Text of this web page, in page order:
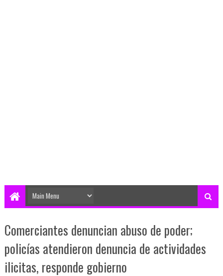
Comerciantes denuncian abuso de poder;
policías atendieron denuncia de actividades
ilicitas, responde gobierno